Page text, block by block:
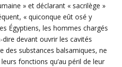
» et déclarant « sacrilège »
« quiconque eût osé y
Égyptiens, les hommes chargés
dire devant ouvrir les cavités
des substances balsamiques, ne
fonctions qu’au péril de leur